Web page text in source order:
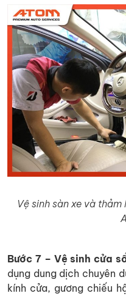
Vệ sinh sàn xe và
Bước 7 – Vệ sinh cửa
dụng dung dịch chuyên
kính cửa, gương chiếu